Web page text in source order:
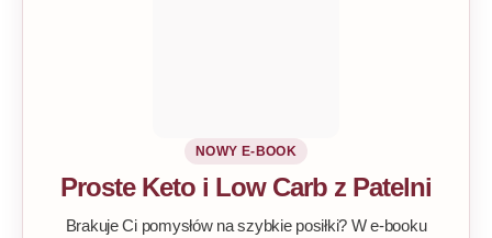
NOWY E-BOOK
Proste Keto i Low Carb z Patelni
Brakuje Ci pomysłów na szybkie posiłki? W e-booku